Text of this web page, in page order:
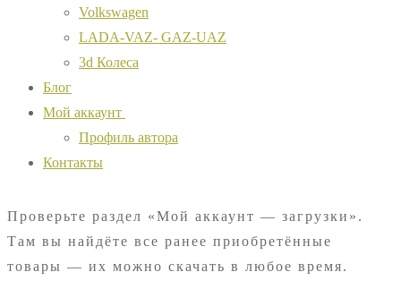
Volkswagen
LADA-VAZ- GAZ-UAZ
3d Колеса
Блог
Мой аккаунт
Профиль автора
Контакты
Проверьте раздел «Мой аккаунт — загрузки».
Там вы найдёте все ранее приобретённые
товары — их можно скачать в любое время.